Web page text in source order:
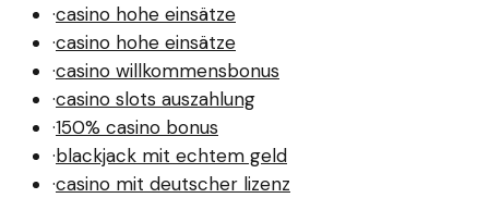
·casino hohe einsätze
·casino hohe einsätze
·casino willkommensbonus
·casino slots auszahlung
·150% casino bonus
·blackjack mit echtem geld
·casino mit deutscher lizenz